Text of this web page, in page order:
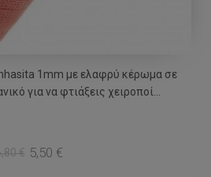
1mm με ελαφρύ κέρωμα σε
για να φτιάξεις χειροποί...
€ 5,50 €